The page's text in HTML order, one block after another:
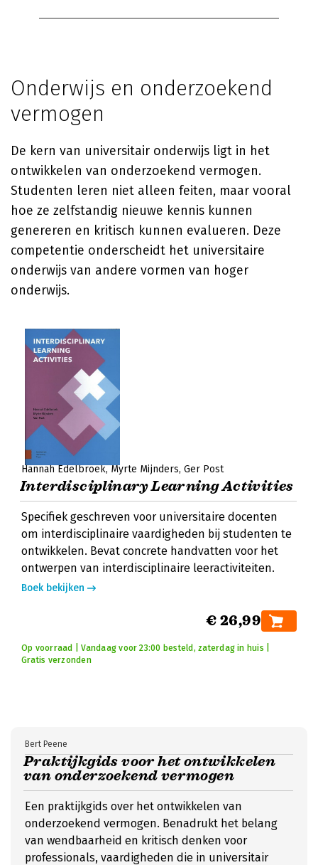
Onderwijs en onderzoekend
vermogen
De kern van universitair onderwijs ligt in het
ontwikkelen van onderzoekend vermogen.
Studenten leren niet alleen feiten, maar vooral
hoe ze zelfstandig nieuwe kennis kunnen
genereren en kritisch kunnen evalueren. Deze
competentie onderscheidt het universitaire
onderwijs van andere vormen van hoger
onderwijs.
Hannah Edelbroek Myrte Mijnders Ger Post
Interdisciplinary Learning Activities
Specifiek geschreven voor universitaire docenten
om interdisciplinaire vaardigheden bij studenten te
ontwikkelen. Bevat concrete handvatten voor het
ontwerpen van interdisciplinaire leeractiviteiten.
Boek bekijken
€ 26,99
Op voorraad | Vandaag voor 23:00 besteld, zaterdag in huis |
Gratis verzonden
Praktijkgids voor het ontwikkelen
van onderzoekend vermogen
Bert Peene
Een praktijkgids over het ontwikkelen van
onderzoekend vermogen. Benadrukt het belang
van wendbaarheid en kritisch denken voor
professionals, vaardigheden die in universitair